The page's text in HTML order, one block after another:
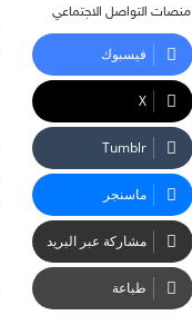
منصات التواصل الاجتماعي
فيسبوك
‫X
ماسنجر
مشاركة عبر البريد
طباعة